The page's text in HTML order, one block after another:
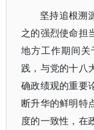
坚持追根溯
之的强烈使命担
地方工作期间
践，与党的十八
确政绩观的重要
断升华的鲜明特
度的一致性，在